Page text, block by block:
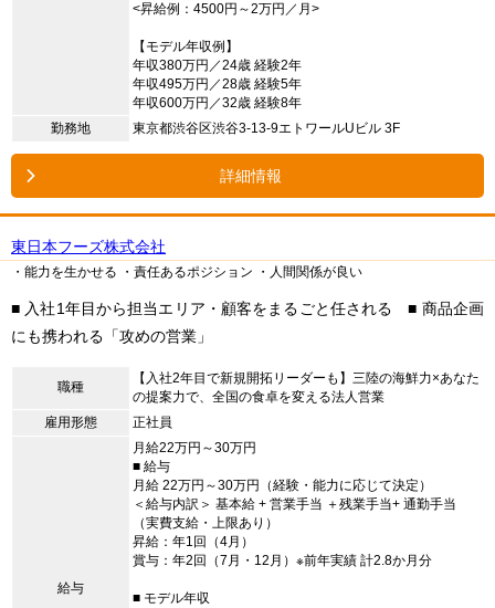
<昇給例：4500円～2万円／月>
【モデル年収例】
年収380万円／24歳 経験2年
年収495万円／28歳 経験5年
年収600万円／32歳 経験8年
勤務地
東京都渋谷区渋谷3-13-9エトワールUビル 3F
詳細情報
東日本フーズ株式会社
・能力を生かせる ・責任あるポジション ・人間関係が良い
■ 入社1年目から担当エリア・顧客をまるごと任される ■ 商品企画
にも携われる「攻めの営業」
職種
【入社2年目で新規開拓リーダーも】三陸の海鮮力×あなた
の提案力で、全国の食卓を変える法人営業
雇用形態
正社員
給与
月給22万円～30万円
■ 給与
月給 22万円～30万円（経験・能力に応じて決定）
＜給与内訳＞ 基本給 + 営業手当 ＋残業手当+ 通勤手当
（実費支給・上限あり）
昇給：年1回（4月）
賞与：年2回（7月・12月）※前年実績 計2.8か月分
■ モデル年収